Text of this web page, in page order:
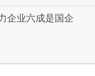
企业六成是国企